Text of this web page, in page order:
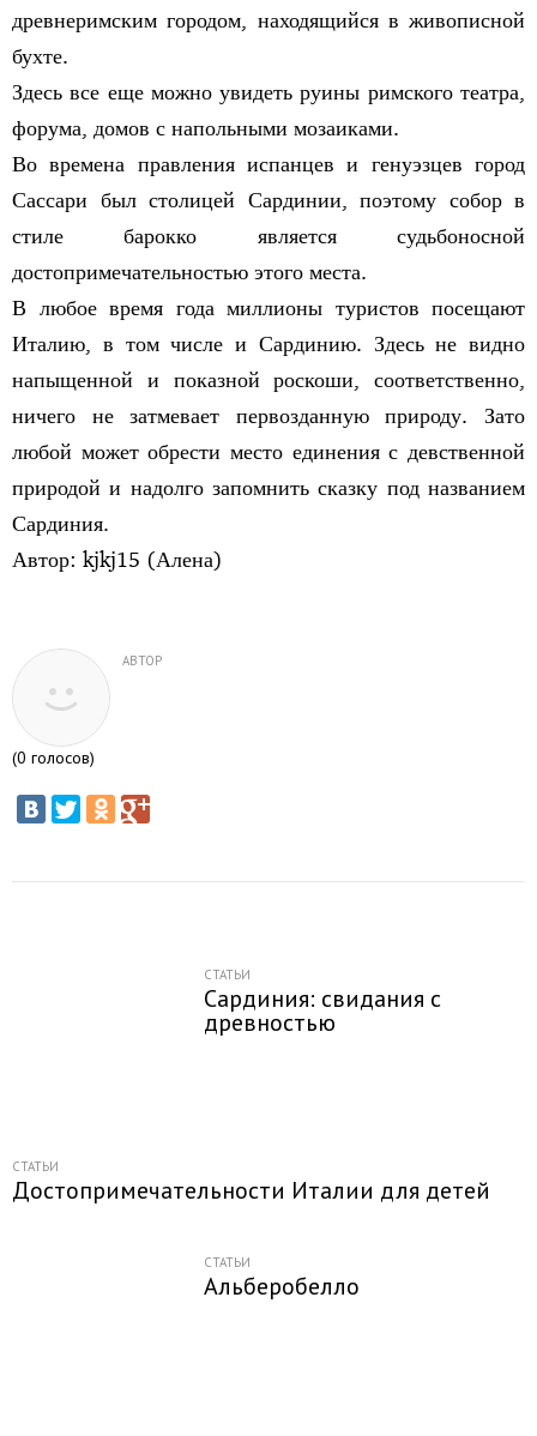
древнеримским городом, находящийся в живописной
бухте.
Здесь все еще можно увидеть руины римского театра,
форума, домов с напольными мозаиками.
Во времена правления испанцев и генуэзцев город
Сассари был столицей Сардинии, поэтому собор в
стиле барокко является судьбоносной
достопримечательностью этого места.
В любое время года миллионы туристов посещают
Италию, в том числе и Сардинию. Здесь не видно
напыщенной и показной роскоши, соответственно,
ничего не затмевает первозданную природу. Зато
любой может обрести место единения с девственной
природой и надолго запомнить сказку под названием
Сардиния.
Автор: kjkj15 (Алена)
АВТОР
(0 голосов)
СТАТЬИ
Сардиния: свидания с
древностью
СТАТЬИ
Достопримечательности Италии для детей
СТАТЬИ
Альберобелло